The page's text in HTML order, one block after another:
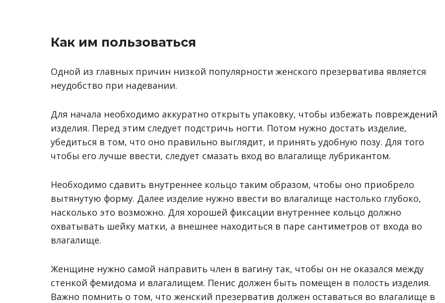
Как им пользоваться
Одной из главных причин низкой популярности женского презерватива является
неудобство при надевании.
Для начала необходимо аккуратно открыть упаковку, чтобы избежать повреждений
изделия. Перед этим следует подстричь ногти. Потом нужно достать изделие,
убедиться в том, что оно правильно выглядит, и принять удобную позу. Для того
чтобы его лучше ввести, следует смазать вход во влагалище лубрикантом.
Необходимо сдавить внутреннее кольцо таким образом, чтобы оно приобрело
вытянутую форму. Далее изделие нужно ввести во влагалище настолько глубоко,
насколько это возможно. Для хорошей фиксации внутреннее кольцо должно
охватывать шейку матки, а внешнее находиться в паре сантиметров от входа во
влагалище.
Женщине нужно самой направить член в вагину так, чтобы он не оказался между
стенкой фемидома и влагалищем. Пенис должен быть помещен в полость изделия.
Важно помнить о том, что женский презерватив должен оставаться во влагалище в